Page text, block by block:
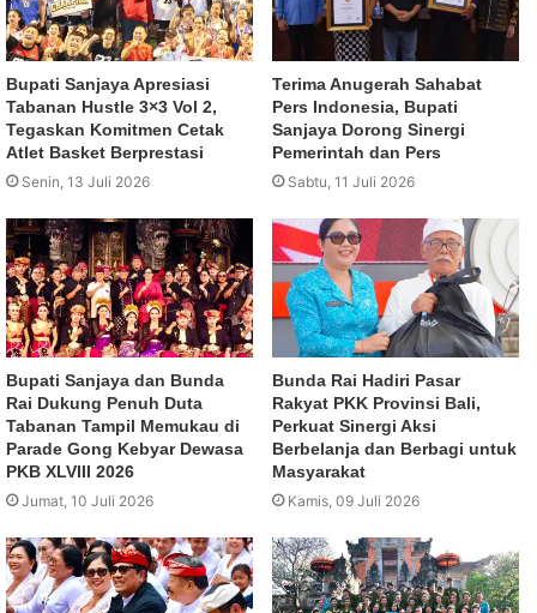
Bupati Sanjaya Apresiasi
Tabanan Hustle 3×3 Vol 2,
Tegaskan Komitmen Cetak
Atlet Basket Berprestasi
Senin, 13 Juli 2026
Terima Anugerah Sahabat
Pers Indonesia, Bupati
Sanjaya Dorong Sinergi
Pemerintah dan Pers
Sabtu, 11 Juli 2026
Bupati Sanjaya dan Bunda
Rai Dukung Penuh Duta
Tabanan Tampil Memukau di
Parade Gong Kebyar Dewasa
PKB XLVIII 2026
Jumat, 10 Juli 2026
Bunda Rai Hadiri Pasar
Rakyat PKK Provinsi Bali,
Perkuat Sinergi Aksi
Berbelanja dan Berbagi untuk
Masyarakat
Kamis, 09 Juli 2026